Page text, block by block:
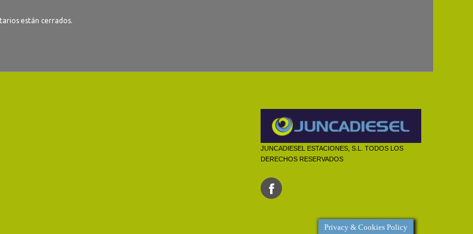
están cerrados.
JUNCADIESEL ESTACIONES, S.L. TODOS LOS
DERECHOS RESERVADOS
Privacy & Cookies Policy